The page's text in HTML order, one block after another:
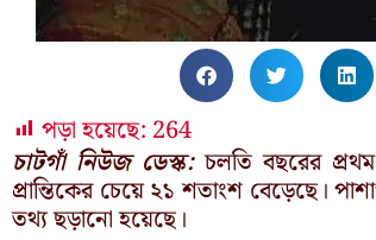
পড়া হয়েছে: 264
চাটগাঁ নিউজ ডেস্ক:চলতি বছরের
প্রান্তিকের চেয়ে ২১ শতাংশ বেড়েছে।
তথ্য ছড়ানো হয়েছে।